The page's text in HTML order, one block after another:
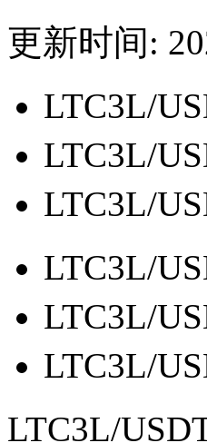
更新时间:
LTC3L/
LTC3L/
LTC3L/
LTC3L/
LTC3L/
LTC3L/
LTC3L/